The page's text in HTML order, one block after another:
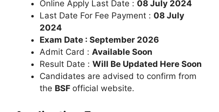
Online Apply Last Date : 08 July 2024
Last Date For Fee Payment : 08 July
2024
Exam Date : September 2026
Admit Card : Available Soon
Result Date : Will Be Updated Here Soon
Candidates are advised to confirm from
the BSF official website.